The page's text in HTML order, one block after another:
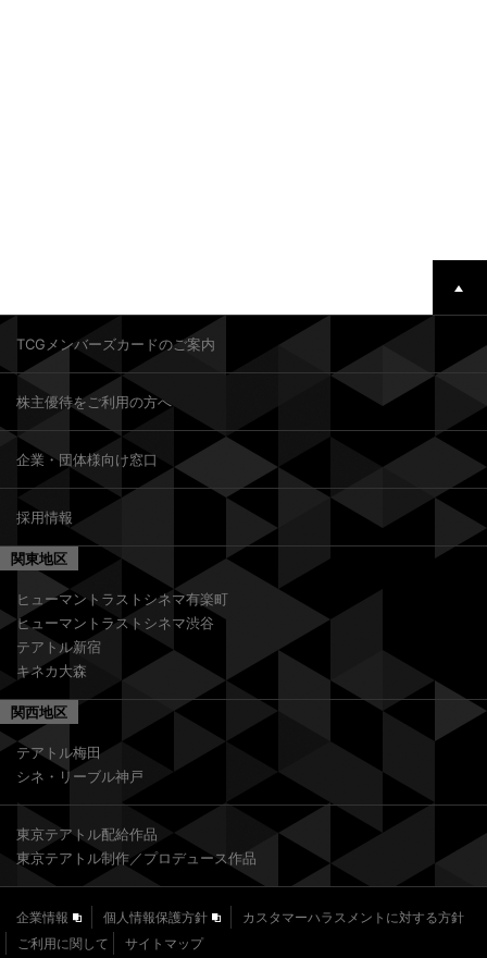
TCGメンバーズカードのご案内
株主優待をご利用の方へ
企業・団体様向け窓口
採用情報
関東地区
ヒューマントラストシネマ有楽町
ヒューマントラストシネマ渋谷
テアトル新宿
キネカ大森
関西地区
テアトル梅田
シネ・リーブル神戸
東京テアトル配給作品
東京テアトル制作／プロデュース作品
企業情報 個人情報保護方針
カスタマーハラスメントに対する方針
ご利用に関して
サイトマップ